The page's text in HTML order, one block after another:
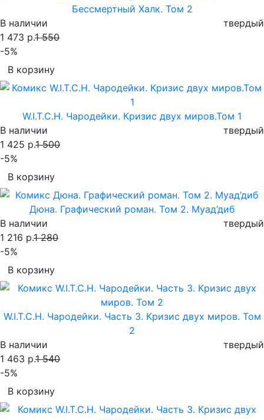
Бессмертный Халк. Том 2
В наличии
твердый
1 473 р.1 550
-5%
В корзину
W.I.T.C.H. Чародейки. Кризис двух миров.Том 1
В наличии
твердый
1 425 р.1 500
-5%
В корзину
Дюна. Графический роман. Том 2. Муад’диб
В наличии
твердый
1 216 р.1 280
-5%
В корзину
W.I.T.C.H. Чародейки. Часть 3. Кризис двух миров. Том
2
В наличии
твердый
1 463 р.1 540
-5%
В корзину